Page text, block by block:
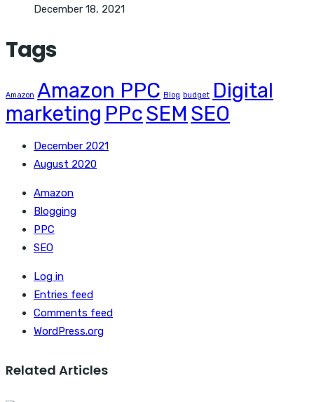
December 18, 2021
Tags
Amazon Amazon PPC Blog budget Digital
marketing PPcSEM SEO
December 2021
August 2020
Amazon
Blogging
PPC
SEO
Log in
Entries feed
Comments feed
WordPress.org
Related Articles